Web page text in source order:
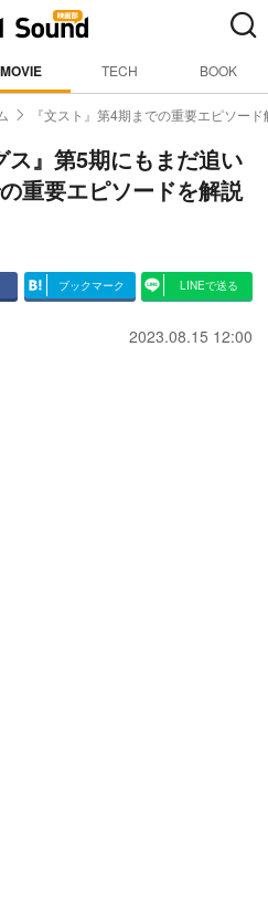
MOVIE TECH BOOK
『文スト』第4期までの重要エピソード
ス』第5期にもまだ追い
重要エピソードを解説
ブックマーク LINEで送る
2023.08.15 12:00